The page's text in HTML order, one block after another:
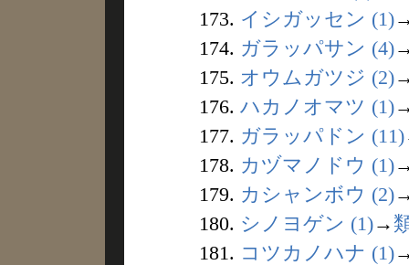
173. イシガッセン (1)
174. ガラッパサン (4)
175. オウムガツジ (2)
176. ハカノオマツ (1)
177. ガラッパドン (11)
178. カヅマノドウ (1)
179. カシャンボウ (2)
180. シノヨゲン (1)→
181. コツカノハナ (1)